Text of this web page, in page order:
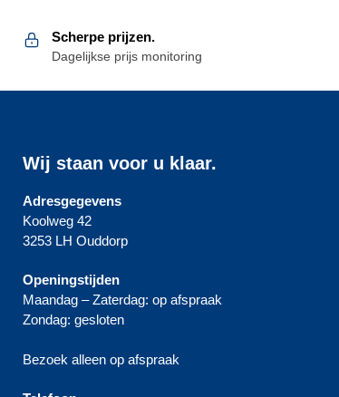
Scherpe prijzen.
Dagelijkse prijs monitoring
Wij staan voor u klaar.
Adresgegevens
Koolweg 42
3253 LH Ouddorp
Openingstijden
Maandag – Zaterdag: op afspraak
Zondag: gesloten
Bezoek alleen op afspraak